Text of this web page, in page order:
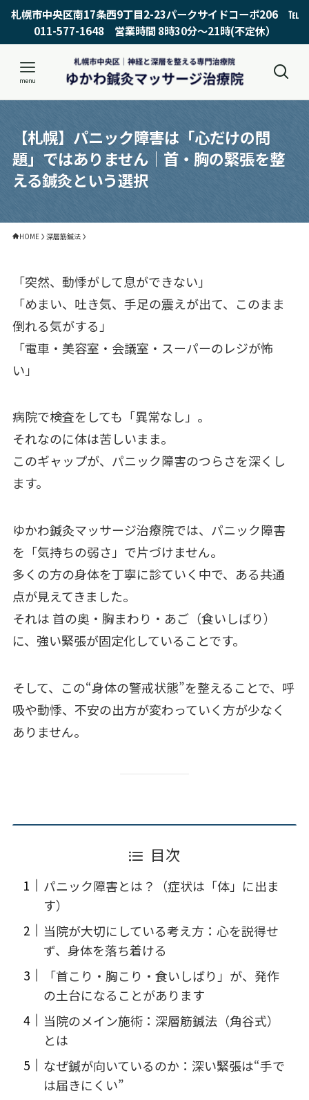
札幌市中央区南17条西9丁目2-23パークサイドコーポ206 ℡
011-577-1648 営業時間 8時30分〜21時(不定休）
menu
【札幌】パニック障害は「心だけの問
題」ではありません｜首・胸の緊張を整
える鍼灸という選択
HOME 深層筋鍼法
「突然、動悸がして息ができない」
「めまい、吐き気、手足の震えが出て、このまま
倒れる気がする」
「電車・美容室・会議室・スーパーのレジが怖
い」
病院で検査をしても「異常なし」。
それなのに体は苦しいまま。
このギャップが、パニック障害のつらさを深くし
ます。
ゆかわ鍼灸マッサージ治療院では、パニック障害
を「気持ちの弱さ」で片づけません。
多くの方の身体を丁寧に診ていく中で、ある共通
点が見えてきました。
それは 首の奥・胸まわり・あご（食いしばり）
に、強い緊張が固定化していることです。
そして、この“身体の警戒状態”を整えることで、呼
吸や動悸、不安の出方が変わっていく方が少なく
ありません。
目次
パニック障害とは？（症状は「体」に出ま
す）
当院が大切にしている考え方：心を説得せ
ず、身体を落ち着ける
「首こり・胸こり・食いしばり」が、発作
の土台になることがあります
当院のメイン施術：深層筋鍼法（角谷式）
とは
なぜ鍼が向いているのか：深い緊張は“手で
は届きにくい”